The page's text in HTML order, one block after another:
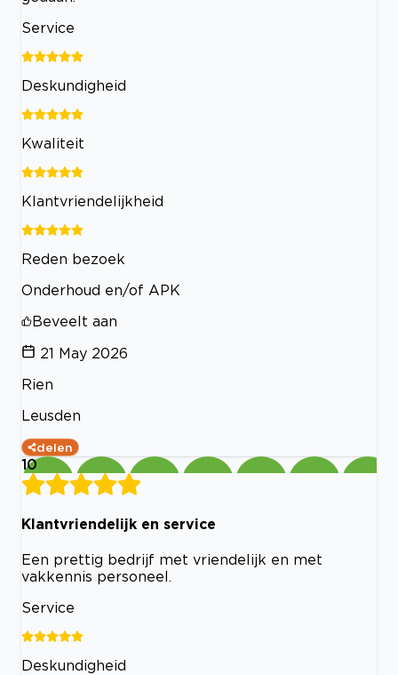
Service
Deskundigheid
Kwaliteit
Klantvriendelijkheid
Reden bezoek
Onderhoud en/of APK
Beveelt aan
21 May 2026
Rien
Leusden
delen
10
Klantvriendelijk en service
Een prettig bedrijf met vriendelijk en met
vakkennis personeel.
Service
Deskundigheid